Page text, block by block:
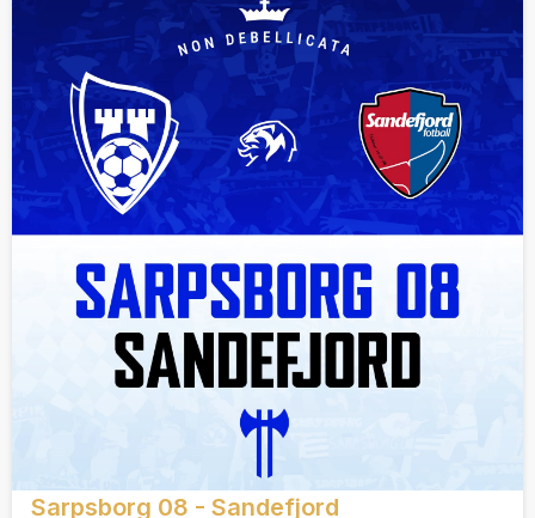
Sarpsborg 08 - Sandefjord